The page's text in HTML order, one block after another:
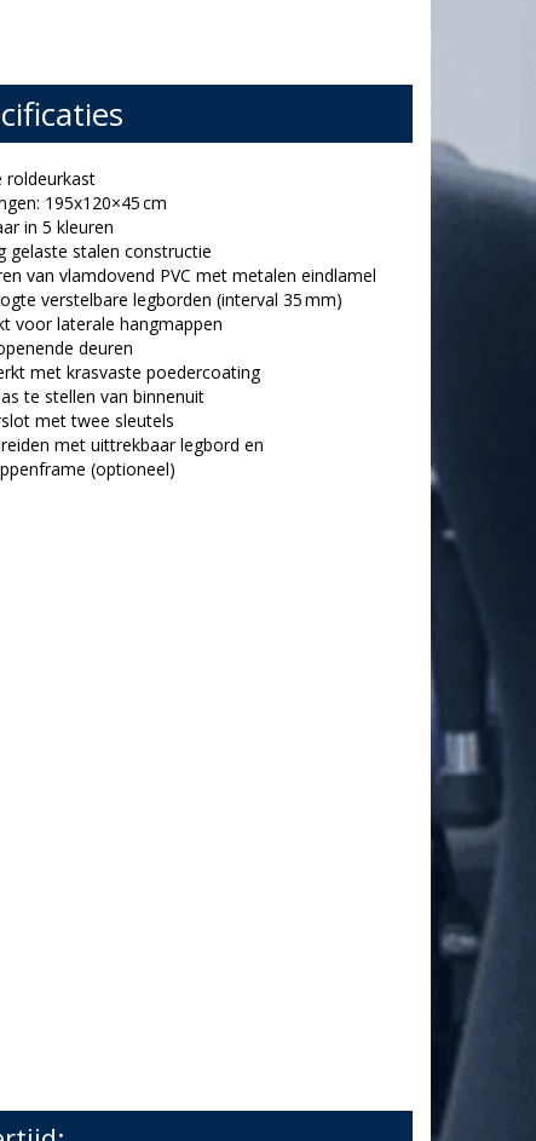
roldeurkast
195x120×45 cm
in 5 kleuren
gelaste stalen constructie
van vlamdovend PVC met metalen eindlamel
verstelbare legborden (interval 35 mm)
voor laterale hangmappen
deuren
met krasvaste poedercoating
te stellen van binnenuit
met twee sleutels
met uittrekbaar legbord en
(optioneel)